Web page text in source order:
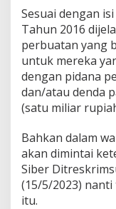
Sesuai dengan
Tahun 2016
perbuatan yang
untuk mereka
dengan pidana
dan/atau denda
(satu miliar
Bahkan dalam
akan dimintai
Siber
(15/5/2023)
itu.